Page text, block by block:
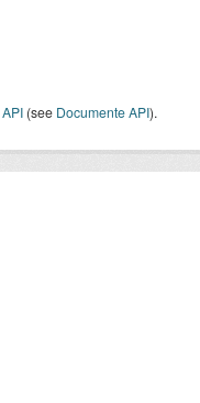
API (see Documente API).